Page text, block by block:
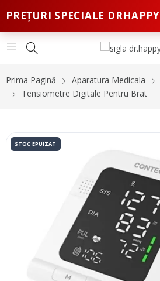
PREȚURI SPECIALE DRHAPPY
Prima Pagină Aparatura Medicala
Tensiometre Digitale Pentru Brat
STOC EPUIZAT